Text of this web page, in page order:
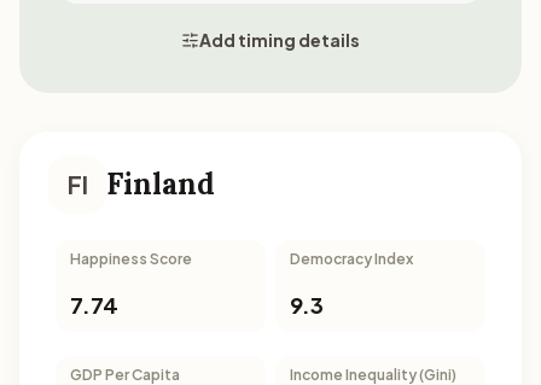
Add timing details
FI Finland
Happiness Score
7.74
Democracy Index
9.3
GDP Per Capita Income Inequality (Gini)